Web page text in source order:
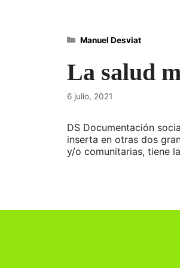
La salud
6 julio, 2021
DS Documentación
inserta en otras dos
y/o comunitarias, tiene
Categorías
Manuel Desviat